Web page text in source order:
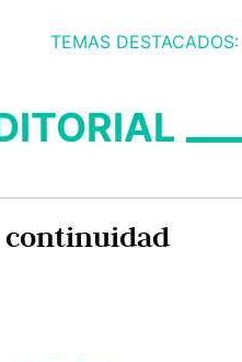
TEMAS DESTACADOS:
continuidad